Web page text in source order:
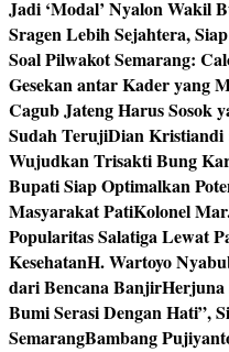
Jadi ‘Modal’ Nyalon Wakil
Sragen Lebih Sejahtera,
Soal Pilwakot Semarang:
Gesekan antar Kader yang
Cagub Jateng Harus Sosok
Sudah TerujiDian Kristiandi
Wujudkan Trisakti Bung
Bupati Siap Optimalkan
Masyarakat PatiKolonel
Popularitas Salatiga Lewat
KesehatanH. Wartoyo
dari Bencana BanjirHerjuna
Bumi Serasi Dengan Hati”,
SemarangBambang